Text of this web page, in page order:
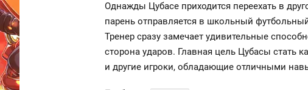
Однажды Цубасе приходится переехать в
парень отправляется в школьный
Тренер сразу замечает удивительные
сторона ударов. Главная цель Цубасы стать
и другие игроки, обладающие отличными